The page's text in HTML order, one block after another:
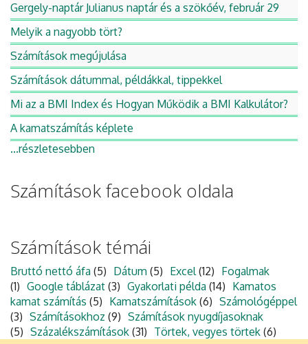
Gergely-naptár Julianus naptár és a szökőév, február 29
Melyik a nagyobb tört?
Számítások megújulása
Számítások dátummal, példákkal, tippekkel
Mi az a BMI Index és Hogyan Működik a BMI Kalkulátor?
A kamatszámítás képlete
...részletesebben
Számítások facebook oldala
Számítások témái
Bruttó nettó áfa (5) Dátum (5) Excel(12) Fogalmak
(1) Google táblázat (3) Gyakorlati példa (14) Kamatos
kamat számítás (5) Kamatszámítások (6) Számológéppel
(3) Számításokhoz (9) Számítások nyugdíjasoknak
(5) Százalékszámítások (31) Törtek, vegyes törtek (6)